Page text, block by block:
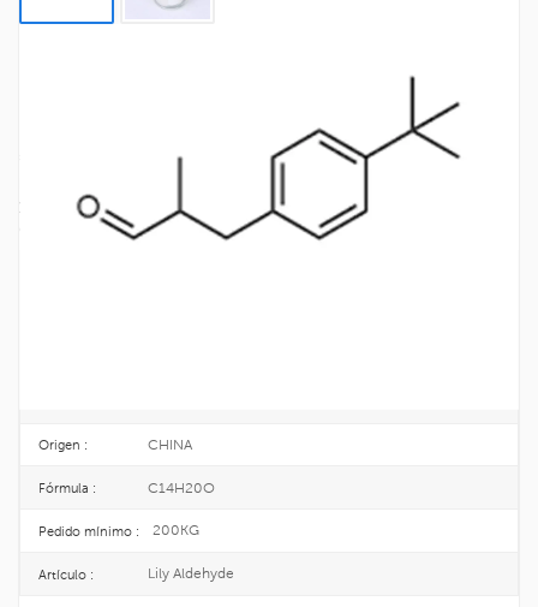
Sintéticas Lily Aldehído CAS 80-54-6
Lily Aldehyde, también conocida como Lysmeral, es una de las fragancias
sintéticas más abundantes. En condiciones normales, es un líquido con un
y hierba oreja de conejo. Su aroma es puro, suave y elegante, y es popular
entre los perfumistas.
Origen : CHINA
Fórmula : C14H20O
Pedido mínimo : 200KG
Artículo : Lily Aldehyde